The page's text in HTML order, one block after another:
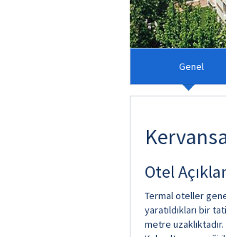
Genel
Otel
Termal oteller
yaratıldıkları bir
metre